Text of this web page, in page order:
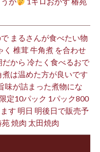
まるさんが食べたい物
く 椎茸 牛角煮 を合わせ
から 冷たく食べるおで
は温めた方が良いです
味が詰まった煮物にな
定10パック 1パック800
す 明日 明後日で販売予
焼肉 太田焼肉